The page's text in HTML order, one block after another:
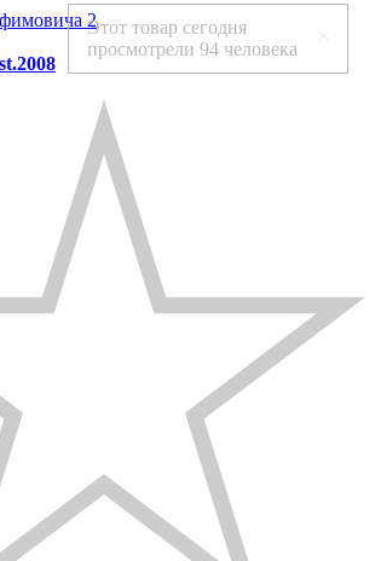
2
Этот товар сегодня
просмотрели 94 человека